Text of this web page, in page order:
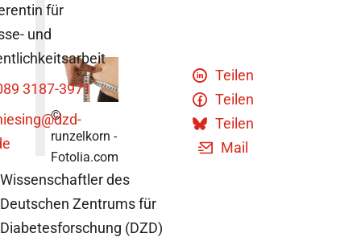
©
runzelkorn -
Fotolia.com
Wissenschaftler des
Deutschen Zentrums für
Diabetesforschung (DZD)
Teilen
Teilen
Teilen
Mail
für
und
3187-3971
@dzd-